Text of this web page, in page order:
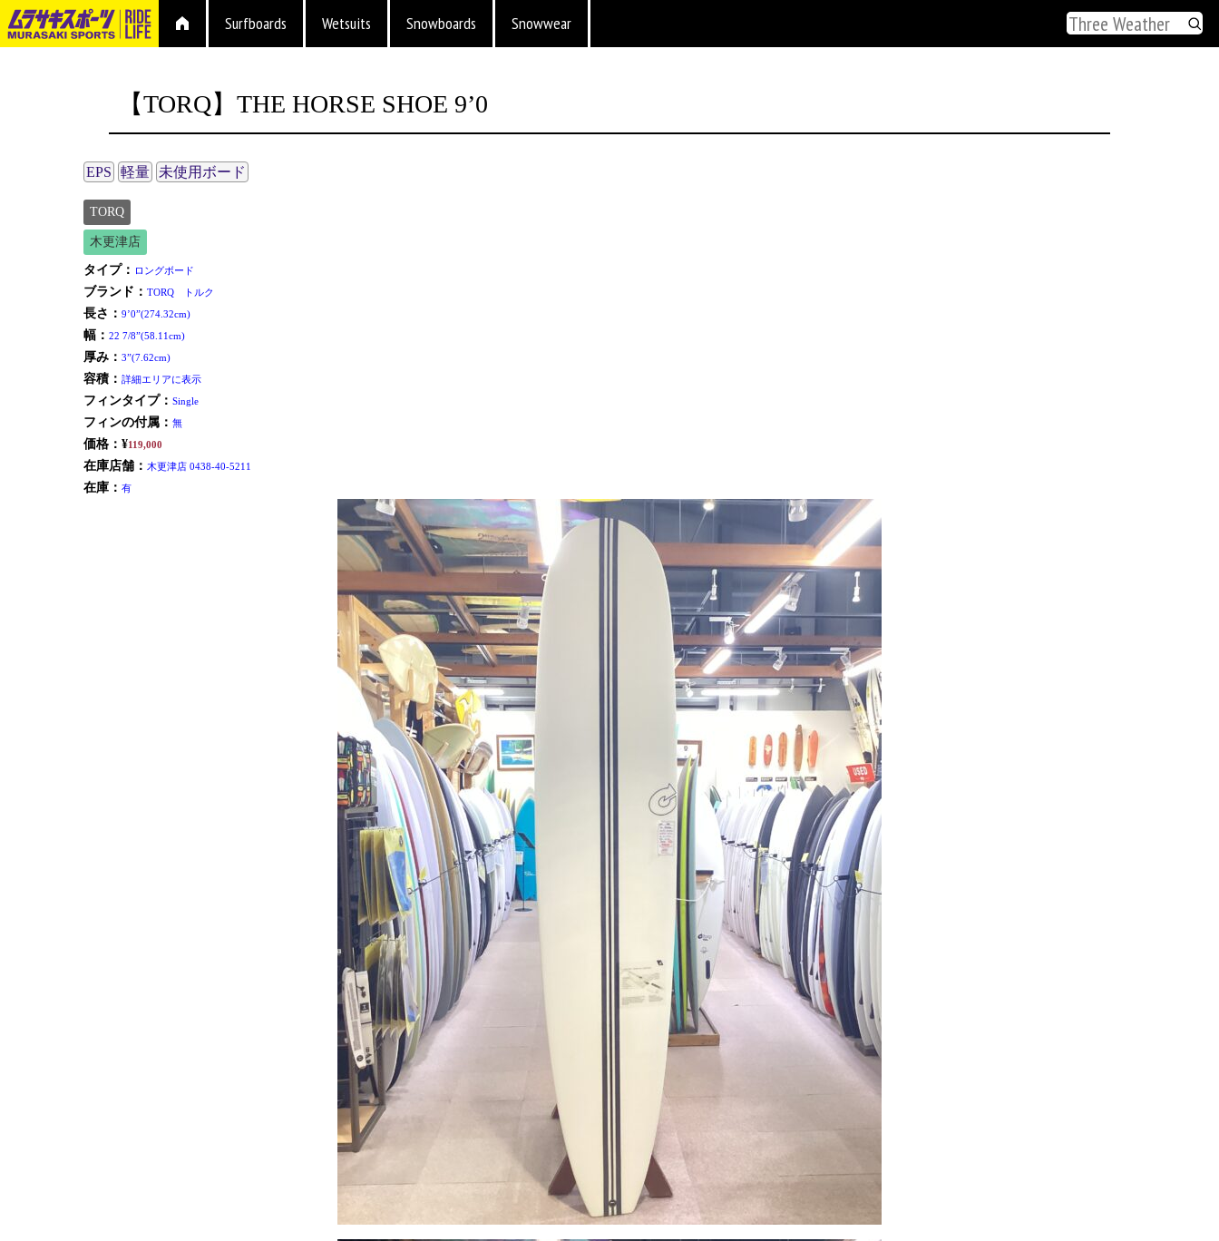
Surfboards Wetsuits Snowboards Snowwear
【TORQ】THE HORSE SHOE 9’0
EPS 軽量 未使用ボード
TORQ
木更津店
タイプ： ロングボード
ブランド： TORQ トルク
長さ： 9’0”(274.32cm)
幅： 22 7/8”(58.11cm)
厚み： 3”(7.62cm)
容積： 詳細エリアに表示
フィンタイプ： Single
フィンの付属： 無
価格：¥119,000
在庫店舗： 木更津店 0438-40-5211
在庫： 有